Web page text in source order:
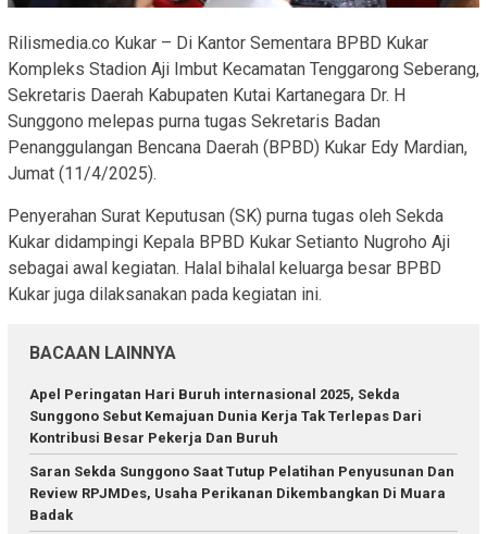
Rilismedia.co Kukar – Di Kantor Sementara BPBD Kukar
Kompleks Stadion Aji Imbut Kecamatan Tenggarong Seberang,
Sekretaris Daerah Kabupaten Kutai Kartanegara Dr. H
Sunggono melepas purna tugas Sekretaris Badan
Penanggulangan Bencana Daerah (BPBD) Kukar Edy Mardian,
Jumat (11/4/2025).
Penyerahan Surat Keputusan (SK) purna tugas oleh Sekda
Kukar didampingi Kepala BPBD Kukar Setianto Nugroho Aji
sebagai awal kegiatan. Halal bihalal keluarga besar BPBD
Kukar juga dilaksanakan pada kegiatan ini.
BACAAN LAINNYA
Apel Peringatan Hari Buruh internasional 2025, Sekda
Sunggono Sebut Kemajuan Dunia Kerja Tak Terlepas Dari
Kontribusi Besar Pekerja Dan Buruh
Saran Sekda Sunggono Saat Tutup Pelatihan Penyusunan Dan
Review RPJMDes, Usaha Perikanan Dikembangkan Di Muara
Badak